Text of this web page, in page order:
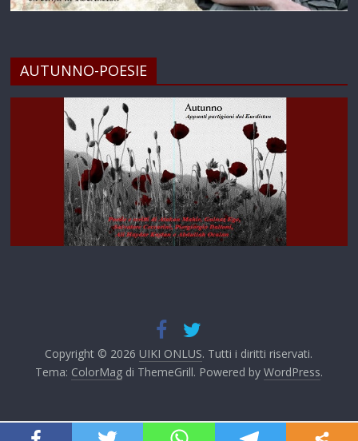
AUTUNNO-POESIE
Copyright © 2026 UIKI ONLUS. Tutti i diritti riservati.
Tema: ColorMagdi ThemeGrill. Powered by WordPress.